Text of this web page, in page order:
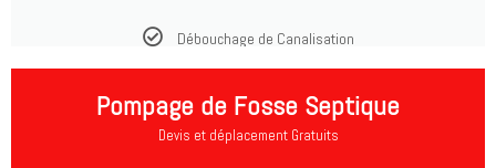
Débouchage de Canalisation
Pompage de Fosse Septique
Devis et déplacement Gratuits